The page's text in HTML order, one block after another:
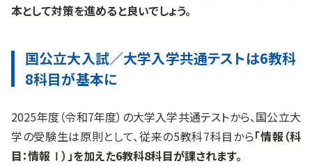
本として対策を進めると良いでしょう。
国公立大入試／大学入学共通テストは6教科
8科目が基本に
2025年度（令和7年度）の大学入学共通テストから、国公立大
学の受験生は原則として、従来の5教科7科目から「情報（科
目：情報Ⅰ）」を加えた6教科8科目が課されます。